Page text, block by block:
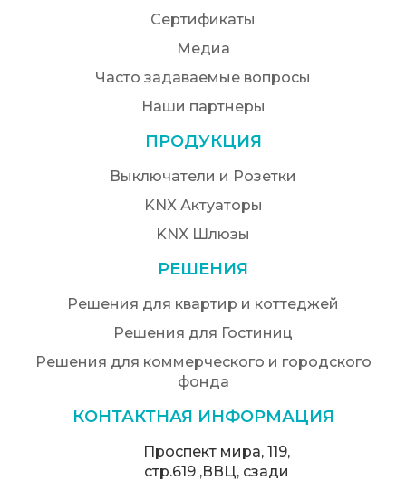
Сертификаты
Медиа
Часто задаваемые вопросы
Наши партнеры
ПРОДУКЦИЯ
Выключатели и Розетки
KNX Актуаторы
KNX Шлюзы
РЕШЕНИЯ
Решения для квартир и коттеджей
Решения для Гостиниц
Решения для коммерческого и городского
фонда
КОНТАКТНАЯ ИНФОРМАЦИЯ
Проспект мира, 119,
стр.619 ,ВВЦ, сзади